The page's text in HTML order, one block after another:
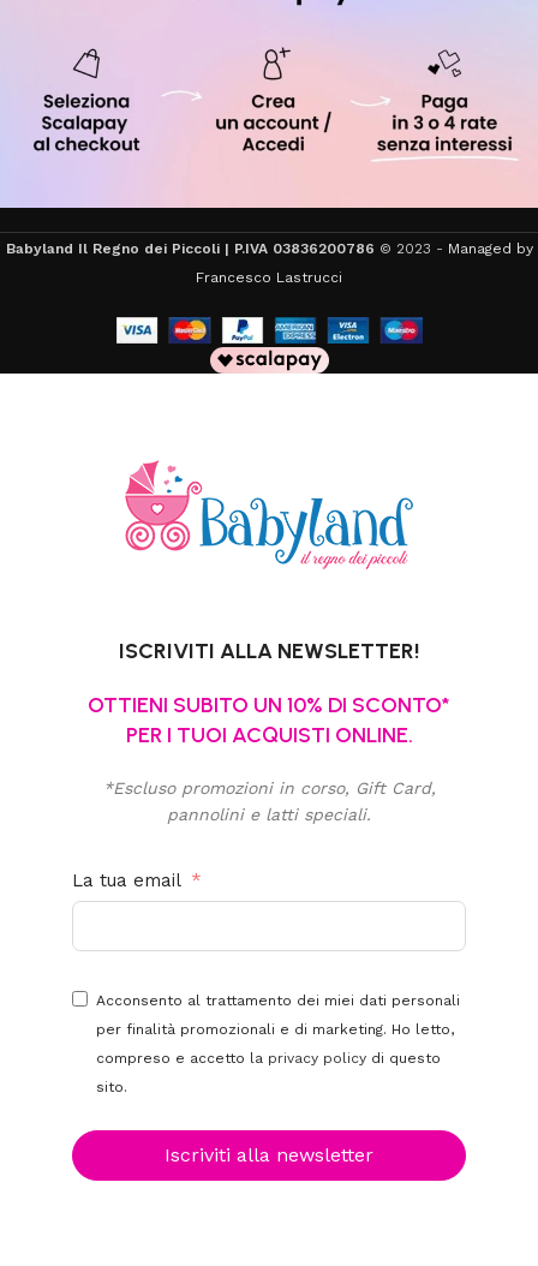
Babyland Il Regno dei Piccoli | P.IVA 03836200786 © 2023 - Managed by
Francesco Lastrucci
ISCRIVITI ALLA NEWSLETTER!
OTTIENI SUBITO UN 10% DI SCONTO*
PER I TUOI ACQUISTI ONLINE.
*Escluso promozioni in corso, Gift Card,
pannolini e latti speciali.
La tua email
Acconsento al trattamento dei miei dati personali
per finalità promozionali e di marketing. Ho letto,
compreso e accetto la privacy policy di questo
sito.
Iscriviti alla newsletter